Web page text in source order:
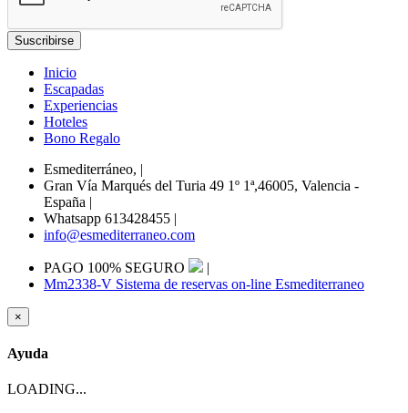
Inicio
Escapadas
Experiencias
Hoteles
Bono Regalo
Esmediterráneo, |
Gran Vía Marqués del Turia 49 1º 1ª,46005, Valencia -
España |
Whatsapp 613428455 |
info@esmediterraneo.com
PAGO 100% SEGURO
|
Mm2338-V Sistema de reservas on-line Esmediterraneo
×
Ayuda
LOADING...